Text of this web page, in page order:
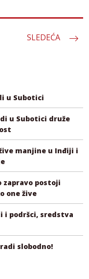
SLEDEĆA
u Subotici
u Subotici druže
manjine u Inđiji i
zapravo postoji
one žive
i podršci, sredstva
slobodno!